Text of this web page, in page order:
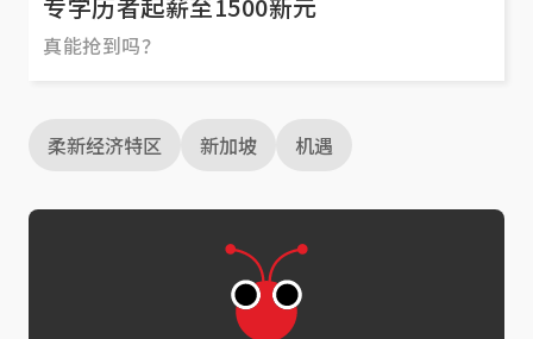
真能抢到吗？
柔新经济特区 新加坡 机遇